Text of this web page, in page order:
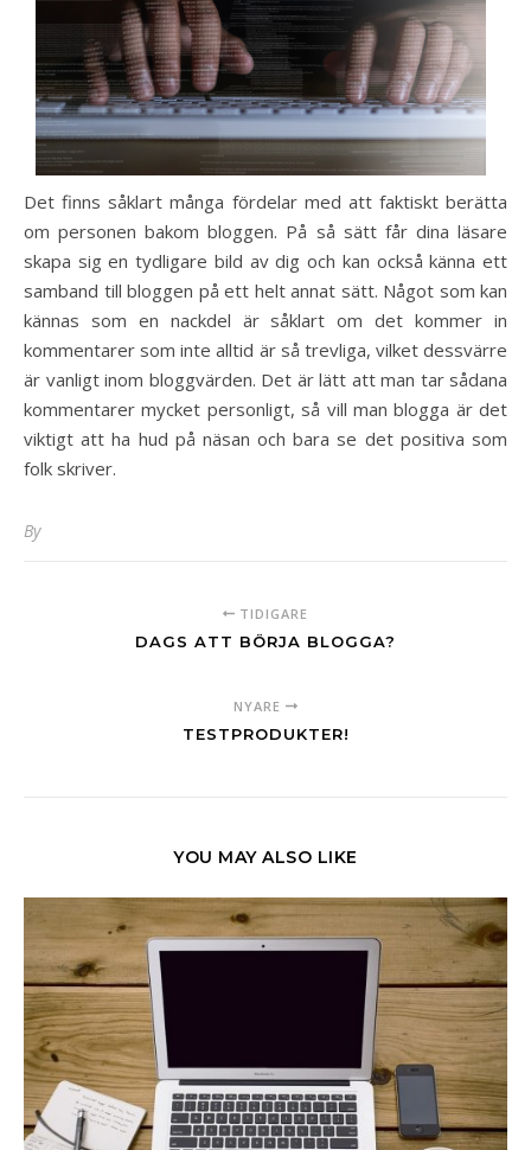
Det finns såklart många fördelar med att faktiskt berätta
om personen bakom bloggen. På så sätt får dina läsare
skapa sig en tydligare bild av dig och kan också känna ett
samband till bloggen på ett helt annat sätt. Något som kan
kännas som en nackdel är såklart om det kommer in
kommentarer som inte alltid är så trevliga, vilket dessvärre
är vanligt inom bloggvärden. Det är lätt att man tar sådana
kommentarer mycket personligt, så vill man blogga är det
viktigt att ha hud på näsan och bara se det positiva som
folk skriver.
By
TIDIGARE
DAGS ATT BÖRJA BLOGGA?
NYARE
TESTPRODUKTER!
YOU MAY ALSO LIKE